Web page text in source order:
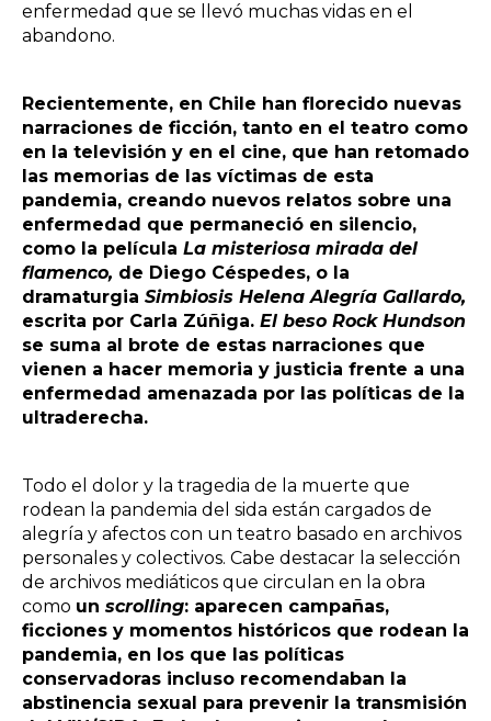
enfermedad que se llevó muchas vidas en el
abandono.
Recientemente, en Chile han florecido nuevas
narraciones de ficción, tanto en el teatro como
en la televisión y en el cine, que han retomado
las memorias de las víctimas de esta
pandemia, creando nuevos relatos sobre una
enfermedad que permaneció en silencio,
como la película La misteriosa mirada del
flamenco, de Diego Céspedes, o la
dramaturgia Simbiosis Helena Alegría Gallardo,
escrita por Carla Zúñiga. El beso Rock Hundson
se suma al brote de estas narraciones que
vienen a hacer memoria y justicia frente a una
enfermedad amenazada por las políticas de la
ultraderecha.
Todo el dolor y la tragedia de la muerte que
rodean la pandemia del sida están cargados de
alegría y afectos con un teatro basado en archivos
personales y colectivos. Cabe destacar la selección
de archivos mediáticos que circulan en la obra
como un scrolling: aparecen campañas,
ficciones y momentos históricos que rodean la
pandemia, en los que las políticas
conservadoras incluso recomendaban la
abstinencia sexual para prevenir la transmisión